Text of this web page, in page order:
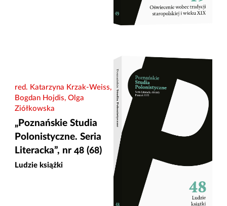
red. Katarzyna Krzak-Weiss,
Bogdan Hojdis, Olga
Ziółkowska
„Poznańskie Studia
Polonistyczne. Seria
Literacka”, nr 48 (68)
Ludzie książki